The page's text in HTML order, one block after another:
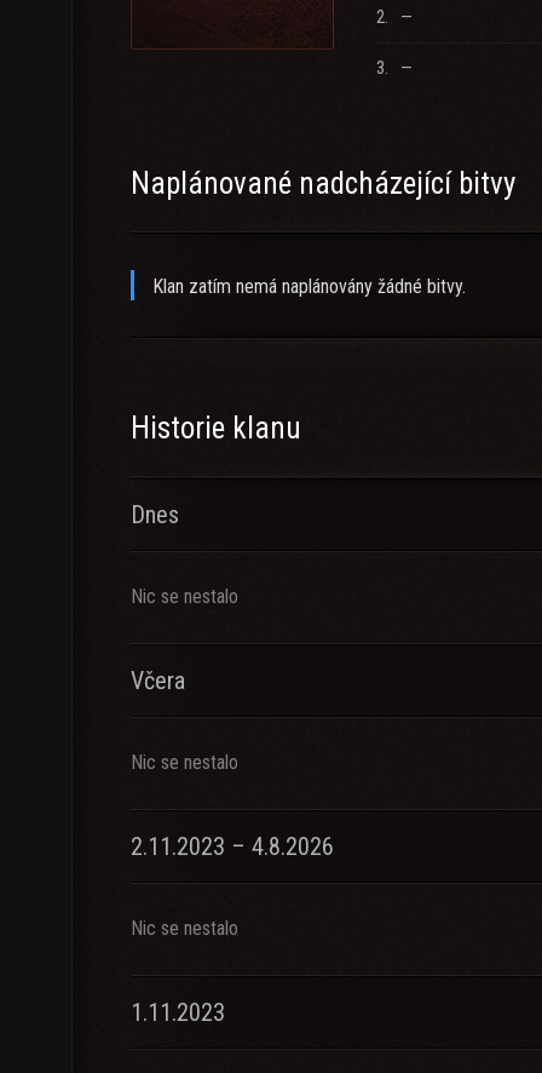
2. —
3. —
Naplánované nadcházející bitvy
Klan zatím nemá naplánovány žádné bitvy.
Historie klanu
Dnes
Nic se nestalo
Včera
Nic se nestalo
2.11.2023 – 4.8.2026
Nic se nestalo
1.11.2023